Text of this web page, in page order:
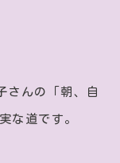
んの「朝、自
な道です。